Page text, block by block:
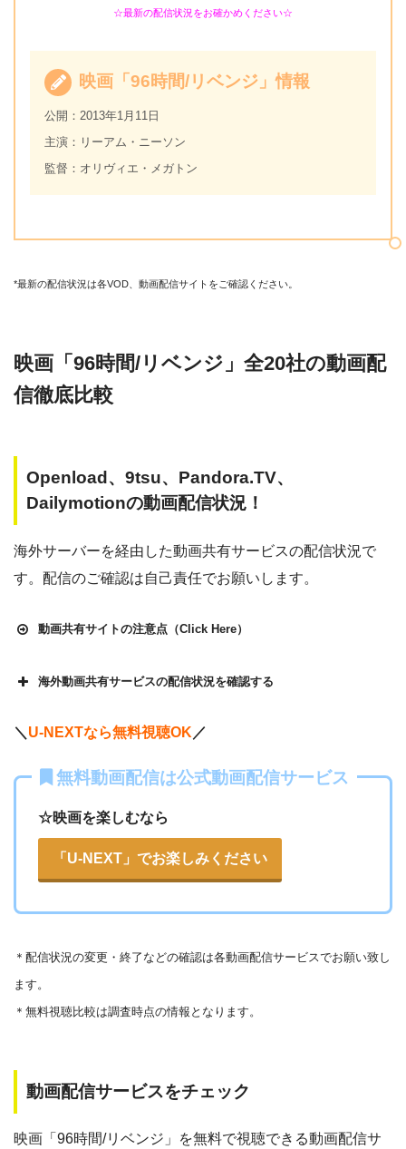
☆最新の配信状況をお確かめください☆
映画「96時間/リベンジ」情報
公開：2013年1月11日
主演：リーアム・ニーソン
監督：オリヴィエ・メガトン
*最新の配信状況は各VOD、動画配信サイトをご確認ください。
映画「96時間/リベンジ」全20社の動画配
信徹底比較
Openload、9tsu、Pandora.TV、
Dailymotionの動画配信状況！
海外サーバーを経由した動画共有サービスの配信状況で
す。配信のご確認は自己責任でお願いします。
動画共有サイトの注意点（Click Here）
イトで配信されている動画は、著作権法や象徴権を侵害して
感染によるスマホ・パソコントラブルの原因となります。
こうした動画共有サイトでの動画の視聴は控える事をおすす
めします。
照）
物情報センター」と「日本民間放送連盟
きます。
海外動画共有サービスの配信状況を確認する
各動画共有サイトを実際に確認する
▶︎Openload(アクセスブロック中）
▶︎9tsu
＼ U-NEXTなら無料視聴OK ／
無料動画配信は公式動画配信サービス
☆映画を楽しむなら
「U-NEXT」でお楽しみください
＊ 配信状況の変更・終了などの確認は各動画配信サービスでお願い致し
ます。
＊無料視聴比較は調査時点の情報となります。
動画配信サービスをチェック
映画「96時間/リベンジ」を無料で視聴できる動画配信サ